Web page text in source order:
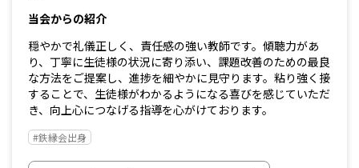
当会からの紹介
穏やかで礼儀正しく、責任感の強い教師です。傾聴力があ
り、丁寧に生徒様の状況に寄り添い、課題改善のための最良
な方法をご提案し、進捗を細やかに見守ります。粘り強く接
することで、生徒様がわかるようになる喜びを感じていただ
き、向上心につなげる指導を心がけております。
#鉄縁会出身